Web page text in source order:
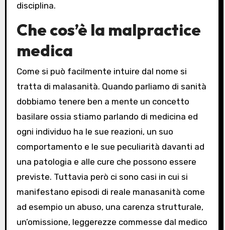
disciplina.
Che cos’è la malpractice
medica
Come si può facilmente intuire dal nome si
tratta di malasanità. Quando parliamo di sanità
dobbiamo tenere ben a mente un concetto
basilare ossia stiamo parlando di medicina ed
ogni individuo ha le sue reazioni, un suo
comportamento e le sue peculiarità davanti ad
una patologia e alle cure che possono essere
previste. Tuttavia però ci sono casi in cui si
manifestano episodi di reale manasanità come
ad esempio un abuso, una carenza strutturale,
un’omissione, leggerezze commesse dal medico